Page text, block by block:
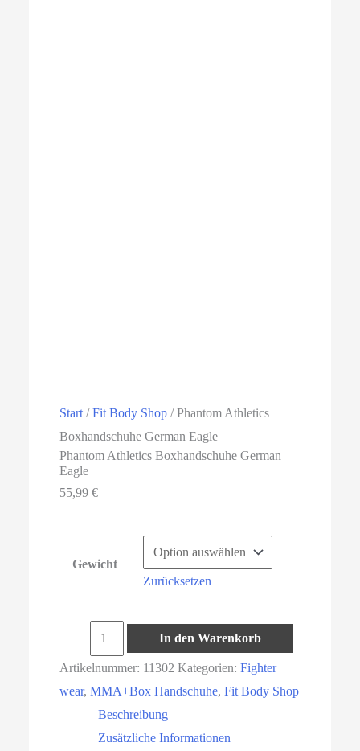
Start /Fit Body Shop / Phantom Athletics
Boxhandschuhe German Eagle
Phantom Athletics Boxhandschuhe German
Eagle
55,99€
Gewicht
Zurücksetzen
Phantom
Athletics
German
In den Warenkorb
Artikelnummer: 11302 Kategorien:Fighter
wear,MMA+Box Handschuhe,Fit Body Shop
Beschreibung
Zusätzliche Informationen